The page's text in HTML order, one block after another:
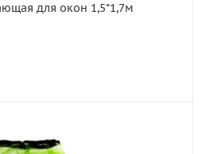
для окон 1,5*1,7м